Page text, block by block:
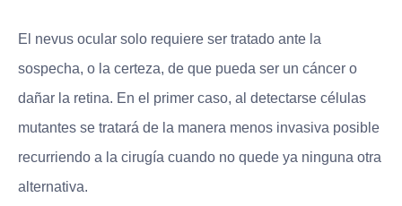
El nevus ocular solo requiere ser tratado ante la
sospecha, o la certeza, de que pueda ser un cáncer o
dañar la retina. En el primer caso, al detectarse células
mutantes se tratará de la manera menos invasiva posible
recurriendo a la cirugía cuando no quede ya ninguna otra
alternativa.